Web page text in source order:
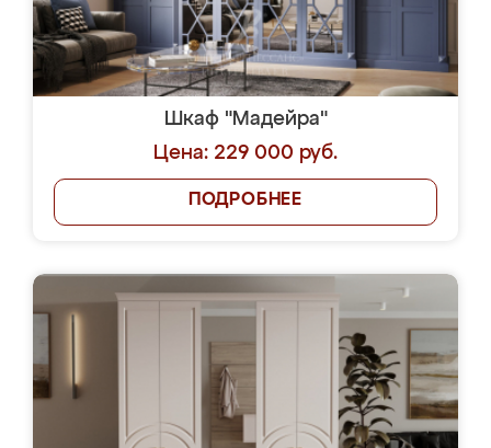
Шкаф "Мадейра"
Цена: 229 000 руб.
ПОДРОБНЕЕ